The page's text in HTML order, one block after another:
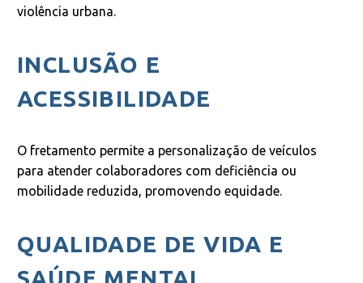
violência urbana.
INCLUSÃO E
ACESSIBILIDADE
O fretamento permite a personalização de veículos
para atender colaboradores com deficiência ou
mobilidade reduzida, promovendo equidade.
QUALIDADE DE VIDA E
SAÚDE MENTAL